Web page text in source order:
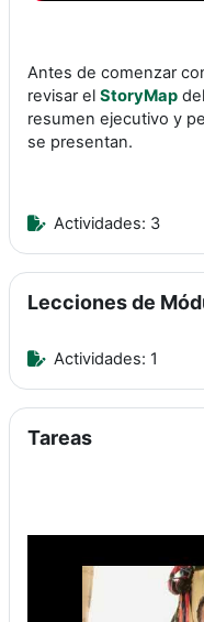
Antes de comenzar
revisar el StoryMap
resumen ejecutivo y
se presentan.
Actividades: 3
Lecciones de
Actividades: 1
Tareas